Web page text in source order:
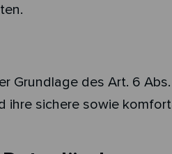
Grundlage des Art. 6
ihre sichere sowie